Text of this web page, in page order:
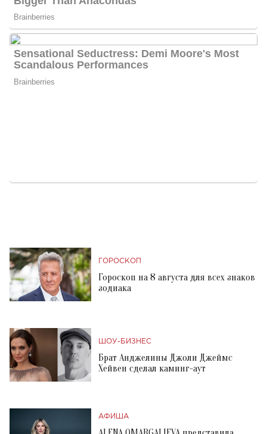
ГОРОСКОП
Гороскоп на 8 августа для всех знаков
зодиака
ШОУ-БИЗНЕС
Брат Анджелины Джоли Джеймс
Хейвен сделал каминг-аут
АФИША